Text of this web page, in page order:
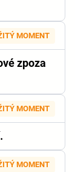
MOMENT
zpoza
MOMENT
MOMENT